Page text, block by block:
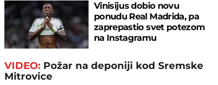
Vinisijus dobio novu
ponudu Real Madrida, pa
zaprepastio svet potezom
na Instagramu
VIDEO: Požar na deponiji kod Sremske
Mitrovice